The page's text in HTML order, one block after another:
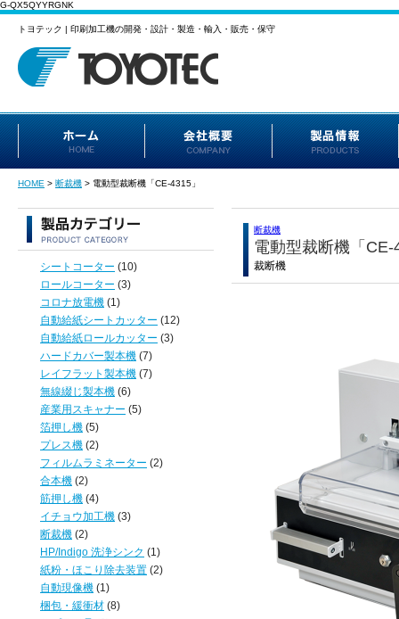
G-QX5QYYRGNK
トヨテック | 印刷加工機の開発・設計・製造・輸入・販売・保守
HOME > 断裁機 > 電動型裁断機「CE-4315」
断裁機
電動型裁断機「CE-
裁断機
シートコーター (10)
ロールコーター (3)
コロナ放電機 (1)
自動給紙シートカッター (12)
自動給紙ロールカッター (3)
ハードカバー製本機 (7)
レイフラット製本機 (7)
無線綴じ製本機 (6)
産業用スキャナー (5)
箔押し機 (5)
プレス機 (2)
フィルムラミネーター (2)
合本機 (2)
筋押し機 (4)
イチョウ加工機 (3)
断裁機 (2)
HP/Indigo 洗浄シンク (1)
紙粉・ほこり除去装置 (2)
自動現像機 (1)
梱包・緩衝材 (8)